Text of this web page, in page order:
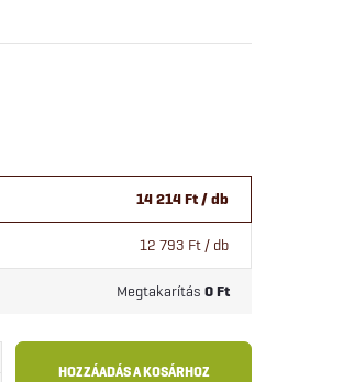
14 214 Ft/ db
12 793 Ft / db
Megtakarítás 0 Ft
HOZZÁADÁS A KOSÁRHOZ